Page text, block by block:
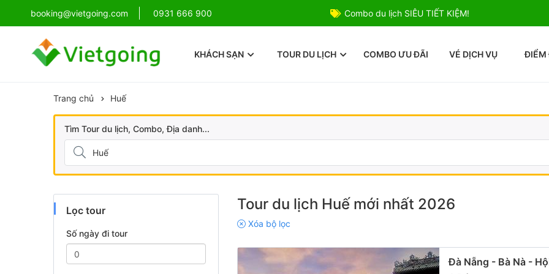
booking@vietgoing.com 0931 666 900
Combo Phú Quốc Giá Cực Sốc Combo du lịch SIÊU TIẾT KIỆM!
KHÁCH SẠN TOUR DU LỊCH COMBO ƯU ĐÃI VÉ DỊCH VỤ ĐIỂM
Trang chủ Huế
Tìm Tour du lịch, Combo, Địa danh...
Lọc tour
Số ngày đi tour
Tour du lịch Huế mới nhất 2026
Xóa bộ lọc
Đà Nẵng - Bà Nà -